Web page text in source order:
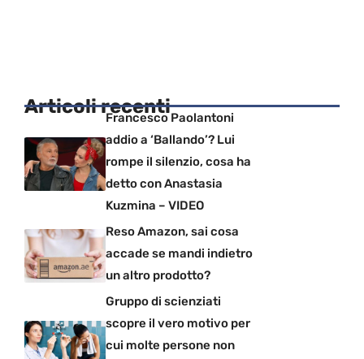
Articoli recentiFrancesco Paolantoni
addio a ‘Ballando’? Lui
rompe il silenzio, cosa ha
detto con Anastasia
Kuzmina – VIDEO
Reso Amazon, sai cosa
accade se mandi indietro
un altro prodotto?
Gruppo di scienziati
scopre il vero motivo per
cui molte persone non